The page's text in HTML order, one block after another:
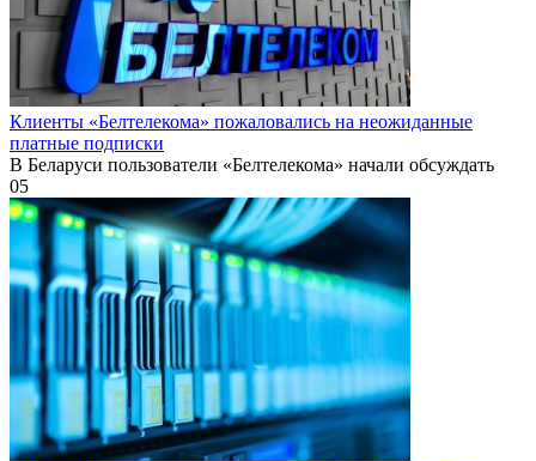
Клиенты «Белтелекома» пожаловались на неожиданные
платные подписки
В Беларуси пользователи «Белтелекома» начали обсуждать
05